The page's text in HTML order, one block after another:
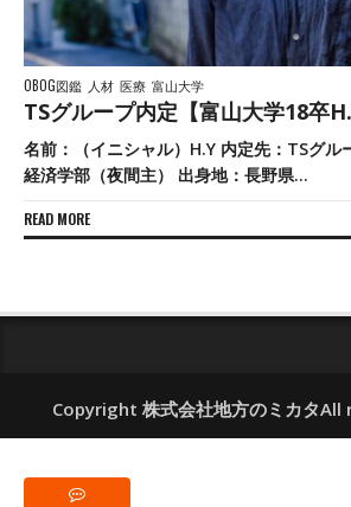
OBOG図鑑 人材 医療 富山大学
TSグループ内定【富山大学18卒
名前：（イニシャル）H.Y 内定先：TSグル
経済学部（夜間主） 出身地：長野県...
READ MORE
Copyright 株式会社地方のミカタ